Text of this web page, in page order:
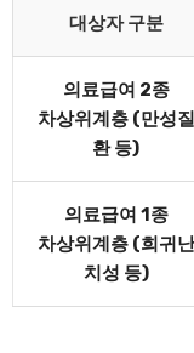
대상자 구분
의료급여 2종
차상위계층 (만성질
환 등)
의료급여 1종
차상위계층 (희귀난
치성 등)